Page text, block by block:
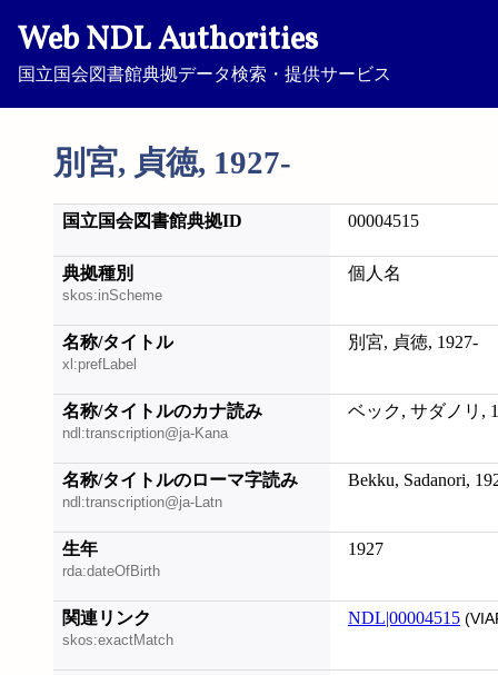
Web NDL Authorities
国立国会図書館典拠データ検索・提供サービス
別宮, 貞徳, 1927-
国立国会図書館典拠ID 00004515
典拠種別
skos:inScheme
個人名
名称/タイトル
xl:prefLabel
別宮, 貞徳, 1927-
名称/タイトルのカナ読み
ndl:transcription@ja-Kana
ベック, サダノリ,
名称/タイトルのローマ字読み
ndl:transcription@ja-Latn
Bekku, Sadanori,
生年
rda:dateOfBirth
1927
関連リンク
skos:exactMatch
NDL|00004515